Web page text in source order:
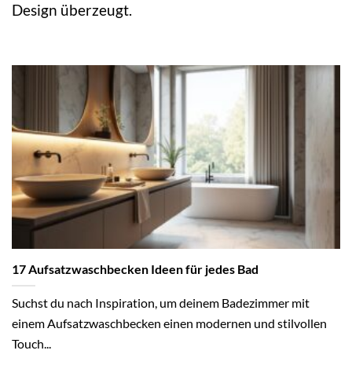
Design überzeugt.
17 Aufsatzwaschbecken Ideen für jedes Bad
Suchst du nach Inspiration, um deinem Badezimmer mit
einem Aufsatzwaschbecken einen modernen und stilvollen
Touch...